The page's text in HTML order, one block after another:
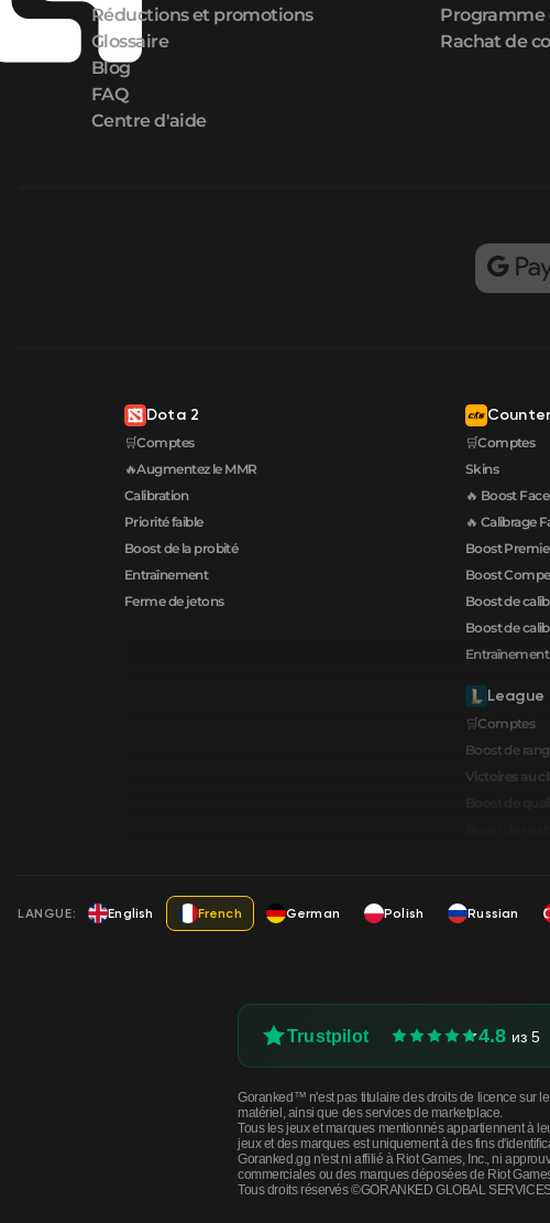
Réductions et promotions
Glossaire
Blog
FAQ
Centre d'aide
Programme
Rachat de
Dota 2
🛒Comptes
🔥Augmentez le MMR
Calibration
Priorité faible
Boost de la probité
Entraînement
Ferme de jetons
🛒Comptes
Skins
🔥 Boost
🔥 Calibrage
Boost
Boost
Boost de
Boost de
Entraînement
League
🛒Comptes
Boost de rang
Victoires au
LANGUE: English French German Polish Russian
Trustpilot 4.8 из 5
Goranked™ n'est pas titulaire des droits de licence sur
matériel, ainsi que des services de marketplace.
Tous les jeux et marques mentionnés appartiennent à
jeux et des marques est uniquement à des fins
Goranked.gg n'est ni affilié à Riot Games, Inc., ni
commerciales ou des marques déposées de Riot
Tous droits réservés ©GORANKED GLOBAL